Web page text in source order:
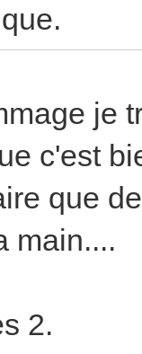
je
c'est
que
main....
2.